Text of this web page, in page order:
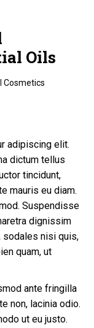
Oils
Cosmetics
adipiscing elit.
dictum tellus
tincidunt,
mauris eu diam.
Suspendisse
dignissim
sodales nisi quis,
quam, ut
ante fringilla
non, lacinia odio.
ut eu justo.